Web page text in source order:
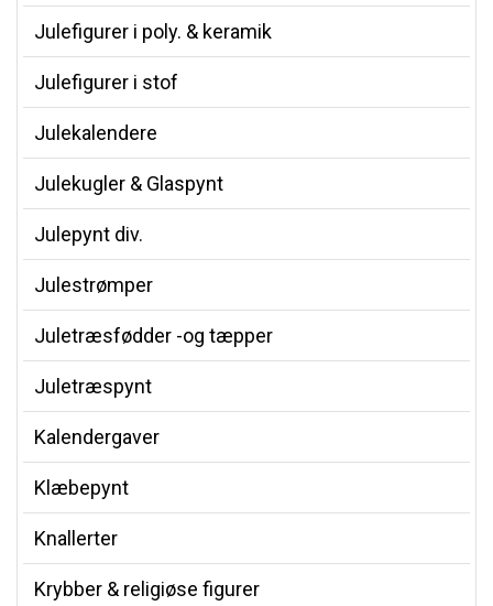
Julefigurer i poly. & keramik
Julefigurer i stof
Julekalendere
Julekugler & Glaspynt
Julepynt div.
Julestrømper
Juletræsfødder -og tæpper
Juletræspynt
Kalendergaver
Klæbepynt
Knallerter
Krybber & religiøse figurer